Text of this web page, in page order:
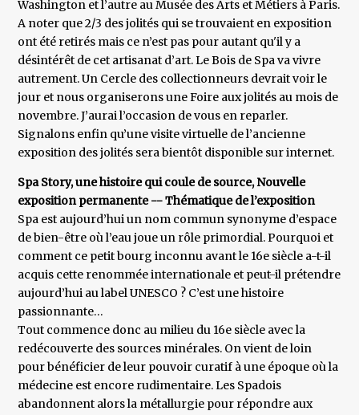
Washington et l’autre au Musée des Arts et Métiers à Paris.
A noter que 2/3 des jolités qui se trouvaient en exposition
ont été retirés mais ce n’est pas pour autant qu'il y a
désintérêt de cet artisanat d’art. Le Bois de Spa va vivre
autrement. Un Cercle des collectionneurs devrait voir le
jour et nous organiserons une Foire aux jolités au mois de
novembre. J’aurai l’occasion de vous en reparler.
Signalons enfin qu’une visite virtuelle de l’ancienne
exposition des jolités sera bientôt disponible sur internet.
Spa Story, une histoire qui coule de source, Nouvelle
exposition permanente -- Thématique de l’exposition
Spa est aujourd’hui un nom commun synonyme d’espace
de bien-être où l’eau joue un rôle primordial. Pourquoi et
comment ce petit bourg inconnu avant le 16e siècle a-t-il
acquis cette renommée internationale et peut-il prétendre
aujourd’hui au label UNESCO ? C’est une histoire
passionnante…
Tout commence donc au milieu du 16e siècle avec la
redécouverte des sources minérales. On vient de loin
pour bénéficier de leur pouvoir curatif à une époque où la
médecine est encore rudimentaire. Les Spadois
abandonnent alors la métallurgie pour répondre aux